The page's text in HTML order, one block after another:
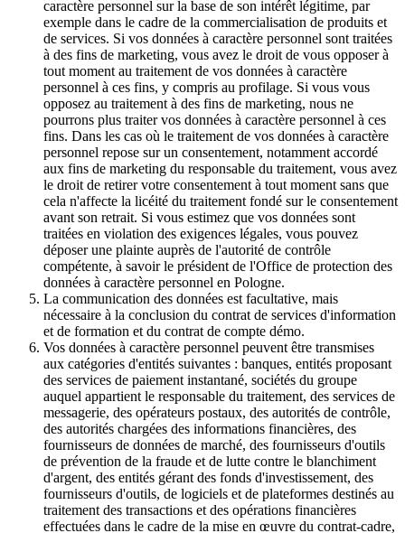
caractère personnel sur la base de son intérêt légitime, par
exemple dans le cadre de la commercialisation de produits et
de services. Si vos données à caractère personnel sont traitées
à des fins de marketing, vous avez le droit de vous opposer à
tout moment au traitement de vos données à caractère
personnel à ces fins, y compris au profilage. Si vous vous
opposez au traitement à des fins de marketing, nous ne
pourrons plus traiter vos données à caractère personnel à ces
fins. Dans les cas où le traitement de vos données à caractère
personnel repose sur un consentement, notamment accordé
aux fins de marketing du responsable du traitement, vous avez
le droit de retirer votre consentement à tout moment sans que
cela n'affecte la licéité du traitement fondé sur le consentement
avant son retrait. Si vous estimez que vos données sont
traitées en violation des exigences légales, vous pouvez
déposer une plainte auprès de l'autorité de contrôle
compétente, à savoir le président de l'Office de protection des
données à caractère personnel en Pologne.
La communication des données est facultative, mais
nécessaire à la conclusion du contrat de services d'information
et de formation et du contrat de compte démo.
Vos données à caractère personnel peuvent être transmises
aux catégories d'entités suivantes : banques, entités proposant
des services de paiement instantané, sociétés du groupe
auquel appartient le responsable du traitement, des services de
messagerie, des opérateurs postaux, des autorités de contrôle,
des autorités chargées des informations financières, des
fournisseurs de données de marché, des fournisseurs d'outils
de prévention de la fraude et de lutte contre le blanchiment
d'argent, des entités gérant des fonds d'investissement, des
fournisseurs d'outils, de logiciels et de plateformes destinés au
traitement des transactions et des opérations financières
effectuées dans le cadre de la mise en œuvre du contrat-cadre,